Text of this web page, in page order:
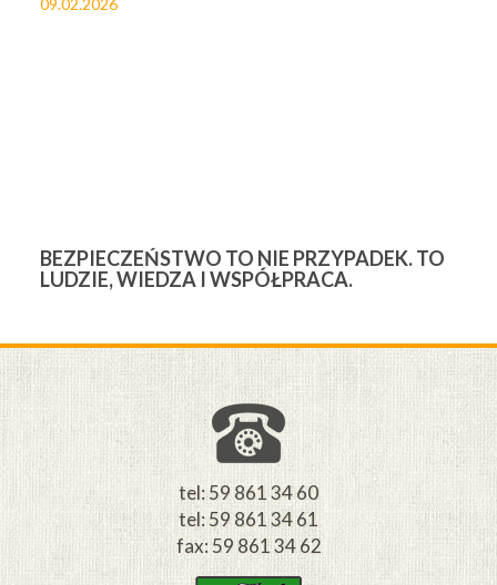
09.02.2026
BEZPIECZEŃSTWO TO NIE PRZYPADEK. TO
LUDZIE, WIEDZA I WSPÓŁPRACA.
tel: 59 861 34 60
tel: 59 861 34 61
fax: 59 861 34 62